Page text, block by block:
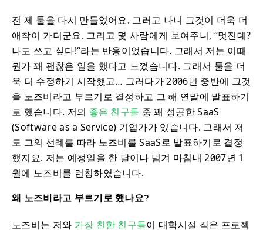
전 제 툴을 다시 만들었어요. 그러고 나니 그것이 더욱 더
애착이 가더군요. 그리고 몇 사람에게 보여주니, “멋진데?
나도 쓰고 싶다!“라는 반응이었습니다. 그래서 저는 이때
뭔가 꽤 괜찮은 일을 했다고 느꼈습니다. 그래서 툴을 더
욱 더 수정하기 시작했고… 그러다가 2006년 중반에 그것
을 노즈비라고 부르기로 결정하고 그 해 연말에 발표하기
로 했습니다. 저의 좋은 친구들 중 꽤 성공한 SaaS
(Software as a Service) 기업가가 있습니다. 그래서 저
도 그의 선례를 따라 노즈비를 SaaS로 발표하기로 결정
했지요. 저는 예정일을 한 달이나 넘겨 마침내 2007년 1
월에 노즈비를 런칭하였습니다.
왜 노즈비라고 부르기로 했나요?
노즈비는 저와 가장 친한 친구들이 대학시절 작은 프로젝